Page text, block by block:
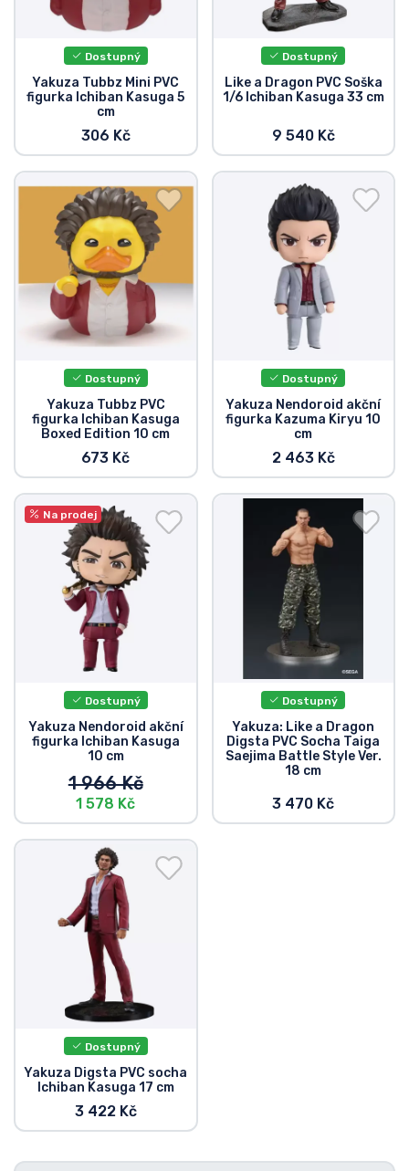
Dostupný
Yakuza Tubbz Mini PVC
figurka Ichiban Kasuga 5
cm
306 Kč
Dostupný
Like a Dragon PVC Soška
1/6 Ichiban Kasuga 33 cm
9 540 Kč
Dostupný
Yakuza Tubbz PVC
figurka Ichiban Kasuga
Boxed Edition 10 cm
673 Kč
Dostupný
Yakuza Nendoroid akční
figurka Kazuma Kiryu 10
cm
2 463 Kč
Na prodej
Dostupný
Yakuza Nendoroid akční
figurka Ichiban Kasuga
10 cm
1 966 Kč
1 578 Kč
Dostupný
Yakuza: Like a Dragon
Digsta PVC Socha Taiga
Saejima Battle Style Ver.
18 cm
3 470 Kč
Dostupný
Yakuza Digsta PVC socha
Ichiban Kasuga 17 cm
3 422 Kč
Úžasné věci
Anime věci
Hráčské věci
Sportovní věci
Hudební věci
Typy produktů
Značky